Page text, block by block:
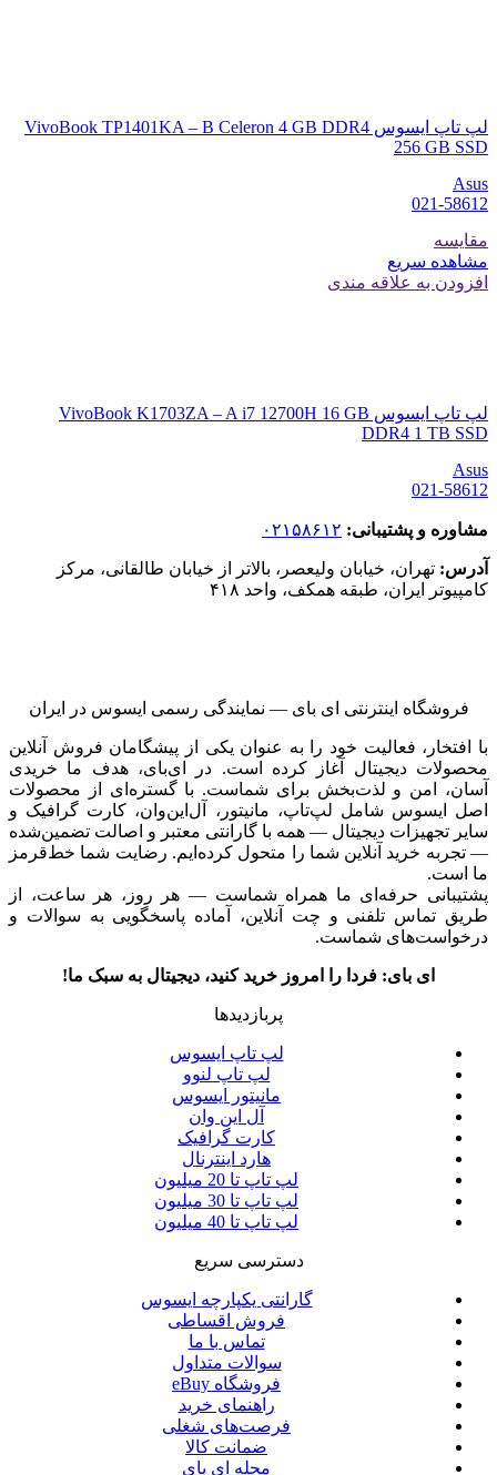
لپ تاپ ایسوس VivoBook TP1401KA – B Celeron 4 GB DDR4
256 GB SSD
Asus
021-58612
مقایسه
مشاهده سریع
افزودن به علاقه مندی
لپ تاپ ایسوس VivoBook K1703ZA – A i7 12700H 16 GB
DDR4 1 TB SSD
Asus
021-58612
مشاوره و پشتیبانی: ۰۲۱۵۸۶۱۲
آدرس: تهران، خیابان ولیعصر، بالاتر از خیابان طالقانی، مرکز
کامپیوتر ایران، طبقه همکف، واحد ۴۱۸
فروشگاه اینترنتی ای‌ بای — نمایندگی رسمی ایسوس در ایران
با افتخار، فعالیت خود را به عنوان یکی از پیشگامان فروش آنلاین
محصولات دیجیتال آغاز کرده است. در ای‌بای، هدف ما خریدی
آسان، امن و لذت‌بخش برای شماست. با گستره‌ای از محصولات
اصل ایسوس شامل لپ‌تاپ، مانیتور، آل‌این‌وان، کارت گرافیک و
سایر تجهیزات دیجیتال — همه با گارانتی معتبر و اصالت تضمین‌شده
— تجربه خرید آنلاین شما را متحول کرده‌ایم. رضایت شما خط‌قرمز
ما است.
پشتیبانی حرفه‌ای ما همراه شماست — هر روز، هر ساعت، از
طریق تماس تلفنی و چت آنلاین، آماده پاسخگویی به سوالات و
درخواست‌های شماست.
ای بای: فردا را امروز خرید کنید، دیجیتال به سبک ما!
پربازدیدها
لپ تاپ ایسوس
لپ تاپ لنوو
مانیتور ایسوس
آل این وان
کارت گرافیک
هارد اینترنال
لپ تاپ تا 20 میلیون
لپ تاپ تا 30 میلیون
لپ تاپ تا 40 میلیون
دسترسی سریع
گارانتی یکپارچه ایسوس
فروش اقساطی
تماس با ما
سوالات متداول
فروشگاه eBuy
راهنمای خرید
فرصت‌های شغلی
ضمانت کالا
مجله ای بای